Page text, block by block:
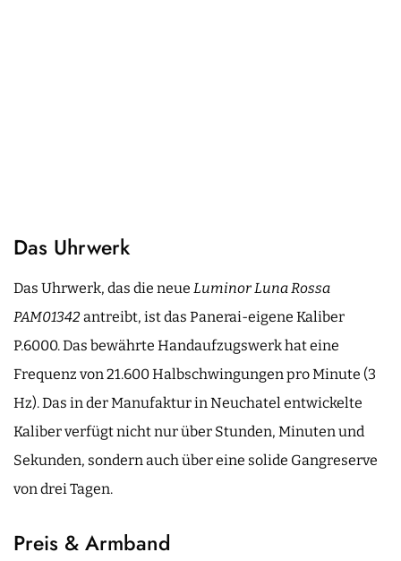
Das Uhrwerk
Das Uhrwerk, das die neue Luminor Luna Rossa
PAM01342antreibt, ist das Panerai-eigene Kaliber
P.6000. Das bewährte Handaufzugswerk hat eine
Frequenz von 21.600 Halbschwingungen pro Minute (3
Hz). Das in der Manufaktur in Neuchatel entwickelte
Kaliber verfügt nicht nur über Stunden, Minuten und
Sekunden, sondern auch über eine solide Gangreserve
von drei Tagen.
Preis & Armband